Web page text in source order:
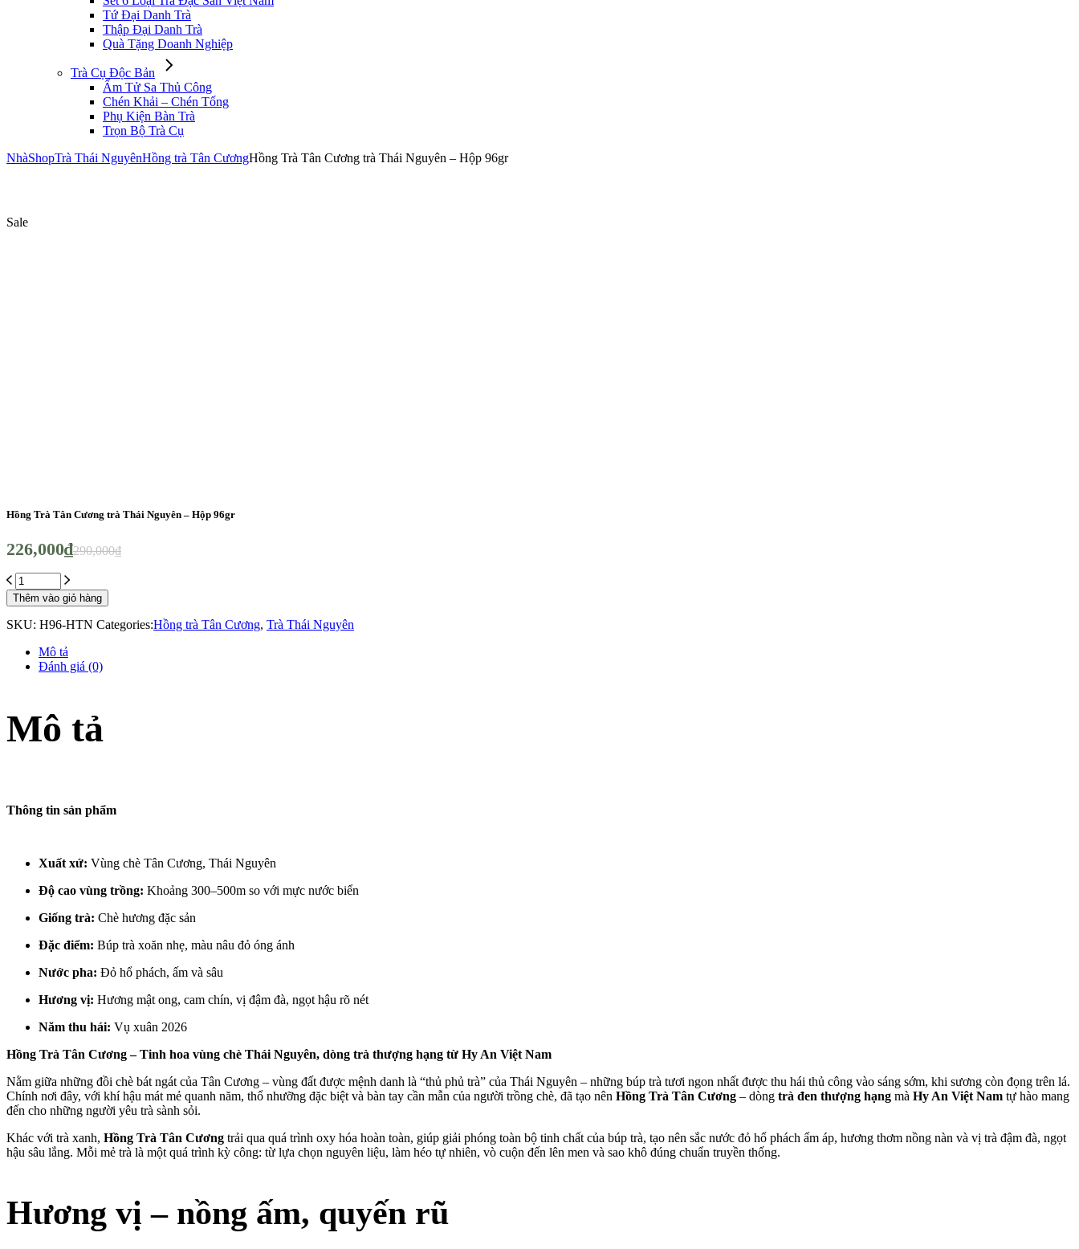
Tứ Đại Danh Trà
Thập Đại Danh Trà
Quà Tặng Doanh Nghiệp
Trà Cụ Độc Bản
Ấm Tử Sa Thủ Công
Chén Khải – Chén Tống
Phụ Kiện Bàn Trà
Trọn Bộ Trà Cụ
NhàShopTrà Thái NguyênHồng trà Tân CươngHồng Trà Tân Cương trà Thái Nguyên – Hộp 96gr
Sale
Hồng Trà Tân Cương trà Thái Nguyên – Hộp 96gr
290,000₫
Giá
gốc
là:
290,000₫.
226,000₫
Giá
hiện
tại
là:
226,000₫.
Hồng
Trà
Tân
Cương
Thái
Nguyên
quantity
Thêm vào giỏ hàng
SKU: H96-HTN Categories:Hồng trà Tân Cương, Trà Thái Nguyên
Mô tả
Đánh giá (0)
Mô tả
Thông tin sản phẩm
Xuất xứ: Vùng chè Tân Cương, Thái Nguyên
Độ cao vùng trồng: Khoảng 300–500m so với mực nước biển
Giống trà: Chè hương đặc sản
Đặc điểm: Búp trà xoăn nhẹ, màu nâu đỏ óng ánh
Nước pha: Đỏ hổ phách, ấm và sâu
Hương vị: Hương mật ong, cam chín, vị đậm đà, ngọt hậu rõ nét
Năm thu hái: Vụ xuân 2026
Hồng Trà Tân Cương – Tinh hoa vùng chè Thái Nguyên, dòng trà thượng hạng từ Hy An Việt Nam
Nằm giữa những đồi chè bát ngát của Tân Cương – vùng đất được mệnh danh là “thủ phủ trà” của Thái Nguyên – những búp trà tươi ngon nhất được thu hái thủ công vào sáng sớm, khi sương còn đọng trên lá.
Chính nơi đây, với khí hậu mát mẻ quanh năm, thổ nhưỡng đặc biệt và bàn tay cần mẫn của người trồng chè, đã tạo nên Hồng Trà Tân Cương – dòng trà đen thượng hạng mà Hy An Việt Nam tự hào mang
đến cho những người yêu trà sành sỏi.
Khác với trà xanh, Hồng Trà Tân Cương trải qua quá trình oxy hóa hoàn toàn, giúp giải phóng toàn bộ tinh chất của búp trà, tạo nên sắc nước đỏ hổ phách ấm áp, hương thơm nồng nàn và vị trà đậm đà, ngọt
hậu sâu lắng. Mỗi mẻ trà là một quá trình kỳ công: từ lựa chọn nguyên liệu, làm héo tự nhiên, vò cuộn đến lên men và sao khô đúng chuẩn truyền thống.
Hương vị – nồng ấm, quyến rũ